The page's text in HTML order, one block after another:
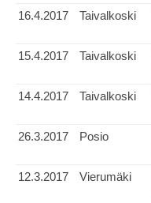
16.4.2017 Taivalkoski
15.4.2017 Taivalkoski
14.4.2017
Taivalkoski
26.3.2017
Posio
12.3.2017 Vierumäki